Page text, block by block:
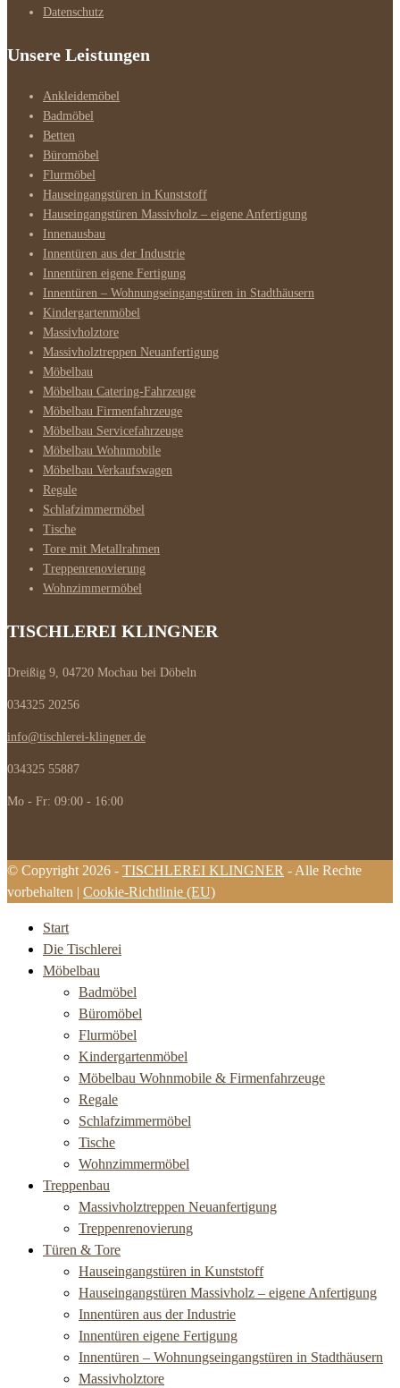
Datenschutz
Unsere Leistungen
Ankleidemöbel
Badmöbel
Betten
Büromöbel
Flurmöbel
Hauseingangstüren in Kunststoff
Hauseingangstüren Massivholz – eigene Anfertigung
Innenausbau
Innentüren aus der Industrie
Innentüren eigene Fertigung
Innentüren – Wohnungseingangstüren in Stadthäusern
Kindergartenmöbel
Massivholztore
Massivholztreppen Neuanfertigung
Möbelbau
Möbelbau Catering-Fahrzeuge
Möbelbau Firmenfahrzeuge
Möbelbau Servicefahrzeuge
Möbelbau Wohnmobile
Möbelbau Verkaufswagen
Regale
Schlafzimmermöbel
Tische
Tore mit Metallrahmen
Treppenrenovierung
Wohnzimmermöbel
TISCHLEREI KLINGNER
Dreißig 9, 04720 Mochau bei Döbeln
034325 20256
info@tischlerei-klingner.de
034325 55887
Mo - Fr: 09:00 - 16:00
© Copyright 2026 - TISCHLEREI KLINGNER - Alle Rechte
vorbehalten | Cookie-Richtlinie (EU)
Start
Die Tischlerei
Möbelbau
Badmöbel
Büromöbel
Flurmöbel
Kindergartenmöbel
Möbelbau Wohnmobile & Firmenfahrzeuge
Regale
Schlafzimmermöbel
Tische
Wohnzimmermöbel
Treppenbau
Massivholztreppen Neuanfertigung
Treppenrenovierung
Türen & Tore
Hauseingangstüren in Kunststoff
Hauseingangstüren Massivholz – eigene Anfertigung
Innentüren aus der Industrie
Innentüren eigene Fertigung
Innentüren – Wohnungseingangstüren in Stadthäusern
Massivholztore